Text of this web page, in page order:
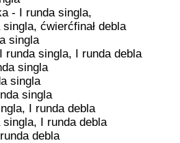
- I runda singla,
ćwierćfinał debla
singla
runda singla, I runda debla
singla
singla
singla
I runda debla
I runda debla
debla